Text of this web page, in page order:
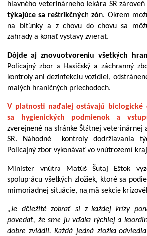
hlavného veterinárneho lekára SR zároveň
týkajúce sa reštrikčných zón. Okrem
na bitúnky a z chovu do chovu sa
záhrady a konať výstavy zvierat.
Dôjde aj znovuotvoreniu všetkých
Policajný zbor a Hasičský a záchranný
kontroly ani dezinfekciu vozidiel,
malých hraničných priechodoch.
V platnosti naďalej ostávajú biologické
sa hygienických podmienok a
zverejnené na stránke Štátnej veterinárnej
SR. Náhodné kontroly dodržiavania
Policajný zbor vykonávať vo vnútrozemí
Minister vnútra Matúš Šutaj Eštok
spoluprácu všetkých zložiek, ktoré sa
mimoriadnej situácie, najmä sekcie
„Je dôležité zobrať si z každej krízy
povedať, že sme ju vďaka rýchlej a
dobre zvládli. Každá jedná zložka